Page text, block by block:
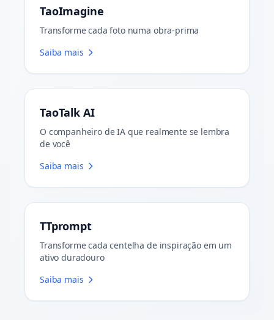
TaoImagine
Transforme cada foto numa obra-prima
Saiba mais
TaoTalk AI
O companheiro de IA que realmente se lembra
de você
Saiba mais
TTprompt
Transforme cada centelha de inspiração em um
ativo duradouro
Saiba mais